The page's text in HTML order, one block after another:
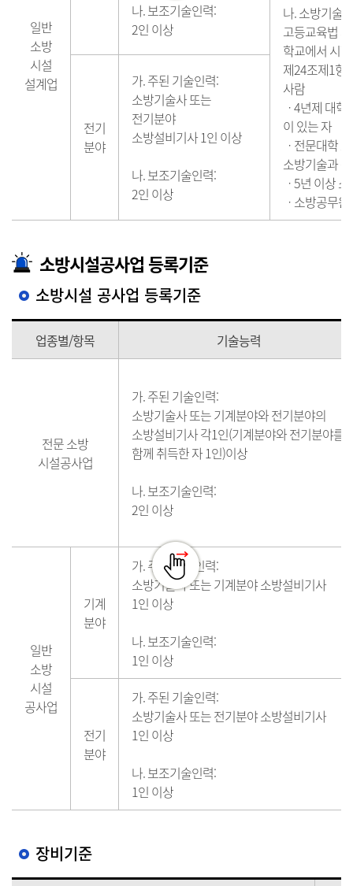
나. 소방기술
고등교육법
학교에서 시
제24조제1항
사람
ㆍ4년제 대
이 있는 자
ㆍ전문대학
소방기술과
ㆍ5년 이상
ㆍ소방공무
일반
소방
시설
설계업
나. 보조기술인력:
2인 이상
전기
분야
가. 주된 기술인력:
소방기술사 또는
전기분야
소방설비기사 1인 이상
나. 보조기술인력:
2인 이상
소방시설공사업 등록기준
소방시설 공사업 등록기준
업종별/항목 기술능력
전문 소방
시설공사업
가. 주된 기술인력:
소방기술사 또는 기계분야와 전기분야의
소방설비기사 각1인(기계분야와 전기분야를
함께 취득한 자 1인)이상
나. 보조기술인력:
2인 이상
일반
소방
시설
공사업
기계
분야
가. 주된 기술인력:
소방기술사 또는 기계분야 소방설비기사
1인 이상
나. 보조기술인력:
1인 이상
전기
분야
가. 주된 기술인력:
소방기술사 또는 전기분야 소방설비기사
1인 이상
나. 보조기술인력:
1인 이상
장비기준